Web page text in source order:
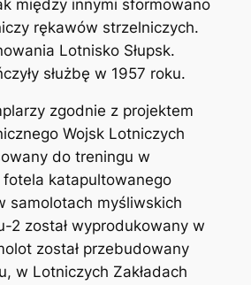
między innymi sformowano
rękawów strzelniczych.
Lotnisko Słupsk.
służbę w 1957 roku.
zgodnie z projektem
Wojsk Lotniczych
do treningu w
katapultowanego
samolotach myśliwskich
2 został wyprodukowany w
został przebudowany
w Lotniczych Zakładach